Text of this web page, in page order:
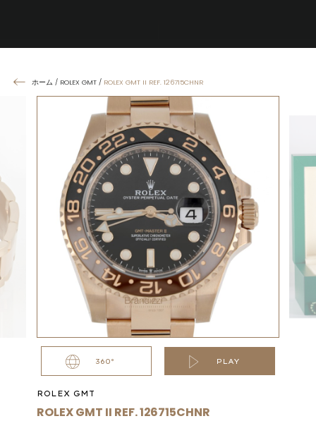
ホーム / ROLEX GMT / ROLEX GMT II REF. 126715CHNR
360° PLAY
ROLEX GMT
ROLEX GMT II REF. 126715CHNR